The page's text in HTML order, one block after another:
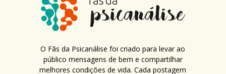
O Fãs da Psicanálise foi criado para levar ao
público mensagens de bem e compartilhar
melhores condições de vida. Cada postagem